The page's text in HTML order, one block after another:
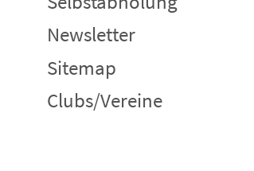
Newsletter
Sitemap
Clubs/Vereine